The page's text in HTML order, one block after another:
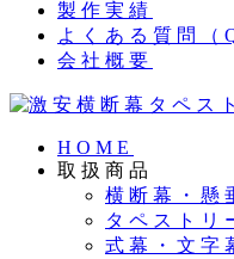
製作実績
よくある質問（
会社概要
HOME
取扱商品
横断幕・懸
タペストリ
式幕・文字